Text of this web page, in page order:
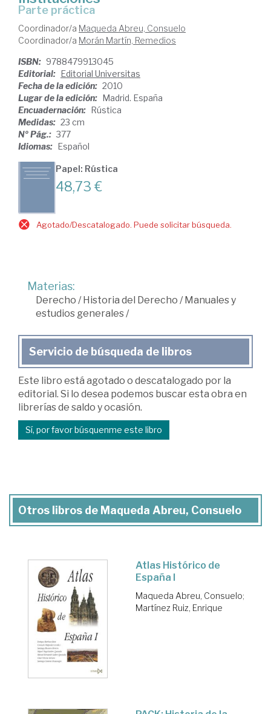
parte práctica
Coordinador/a Maqueda Abreu, Consuelo
Coordinador/a Morán Martín, Remedios
ISBN: 9788479913045
Editorial: Editorial Universitas
Fecha de la edición: 2010
Lugar de la edición: Madrid. España
Encuadernación: Rústica
Medidas: 23 cm
Nº Pág.: 377
Idiomas: Español
Papel: Rústica
48,73 €
Agotado/Descatalogado. Puede solicitar búsqueda.
Materias:
Derecho /Historia del Derecho /Manuales y
estudios generales /
Servicio de búsqueda de libros
Este libro está agotado o descatalogado por la
editorial. Si lo desea podemos buscar esta obra en
librerías de saldo y ocasión.
Sí, por favor búsquenme este libro
Otros libros de Maqueda Abreu, Consuelo
Atlas Histórico de
España I
Maqueda Abreu, Consuelo;
Martínez Ruiz, Enrique